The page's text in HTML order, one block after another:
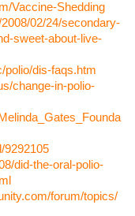
Vaccine-Shedding
02/24/secondary-
sweet-about-live-
polio/dis-faqs.htm
change-in-polio-
9292105
did-the-oral-polio-
forum/topics/